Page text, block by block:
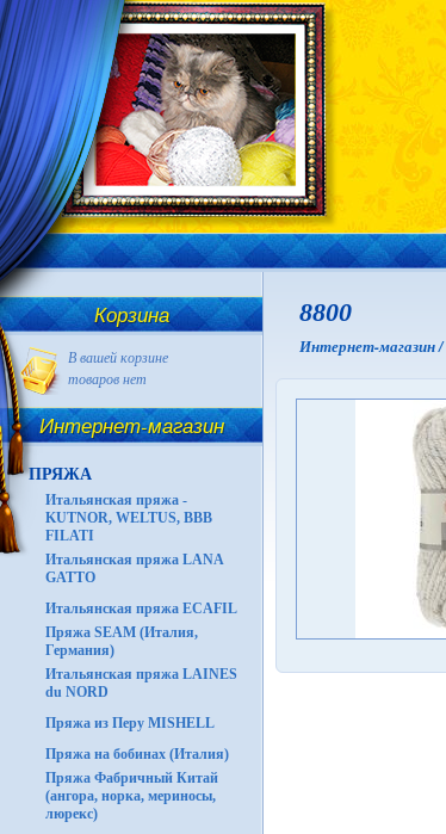
Корзина
В вашей корзине
товаров нет
Интернет-магазин
ПРЯЖА
Итальянская пряжа -
KUTNOR, WELTUS, BBB
FILATI
Итальянская пряжа LANA
GATTO
Итальянская пряжа ECAFIL
Пряжа SEAM (Италия,
Германия)
Итальянская пряжа LAINES
du NORD
Пряжа из Перу MISHELL
Пряжа на бобинах (Италия)
Пряжа Фабричный Китай
(ангора, норка, мериносы,
люрекс)
8800
Интернет-магазин /